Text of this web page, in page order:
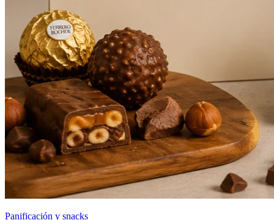
Panificación y snacks